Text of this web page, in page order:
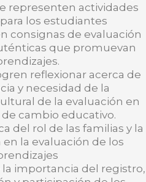
representen actividades
los estudiantes
consignas de evaluación
que promuevan
reflexionar acerca de
y necesidad de la
de la evaluación en
de cambio educativo.
del rol de las familias y la
la evaluación de los
importancia del registro,